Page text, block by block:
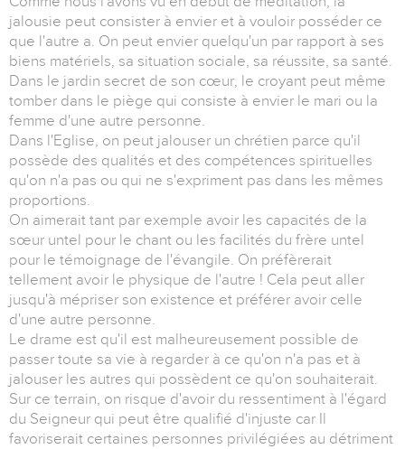
jalousie peut consister à envier et à vouloir posséder ce
que l'autre a. On peut envier quelqu'un par rapport à ses
biens matériels, sa situation sociale, sa réussite, sa santé.
Dans le jardin secret de son cœur, le croyant peut même
tomber dans le piège qui consiste à envier le mari ou la
femme d'une autre personne.
Dans l'Eglise, on peut jalouser un chrétien parce qu'il
possède des qualités et des compétences spirituelles
qu'on n'a pas ou qui ne s'expriment pas dans les mêmes
proportions.
On aimerait tant par exemple avoir les capacités de la
sœur untel pour le chant ou les facilités du frère untel
pour le témoignage de l'évangile. On préfèrerait
tellement avoir le physique de l'autre ! Cela peut aller
jusqu'à mépriser son existence et préférer avoir celle
d'une autre personne.
Le drame est qu'il est malheureusement possible de
passer toute sa vie à regarder à ce qu'on n'a pas et à
jalouser les autres qui possèdent ce qu'on souhaiterait.
Sur ce terrain, on risque d'avoir du ressentiment à l'égard
du Seigneur qui peut être qualifié d'injuste car Il
favoriserait certaines personnes privilégiées au détriment